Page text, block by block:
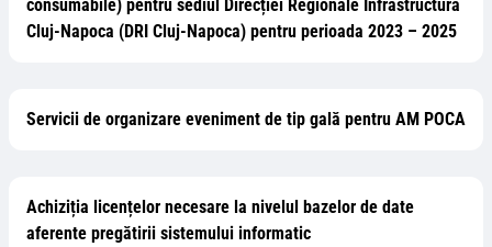
consumabile) pentru sediul Direcției Regionale Infrastructură
Cluj-Napoca (DRI Cluj-Napoca) pentru perioada 2023 – 2025
Servicii de organizare eveniment de tip gală pentru AM POCA
Achiziția licențelor necesare la nivelul bazelor de date
aferente pregătirii sistemului informatic